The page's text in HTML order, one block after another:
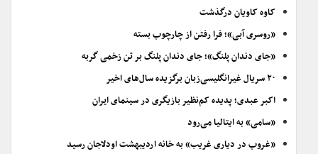
کاوه کاویان درگذشت
«روسری آبی»؛ فرا رفتن از چارچوب بسته
«جای دندان پلنگ»؛ جای دندان پلنگ بر تن زخمی گربه
۲۰ سریال غیرانگلیسی‌زبان برگزیده سال‌های اخیر
اکبر عبدی؛ پدیده کم‌نظیر بازیگری در سینمای ایران
«سامی» به ایتالیا می‌رود
«غروب در دیاری غریب» به خانه اردیبهشت اودلاجان رسید